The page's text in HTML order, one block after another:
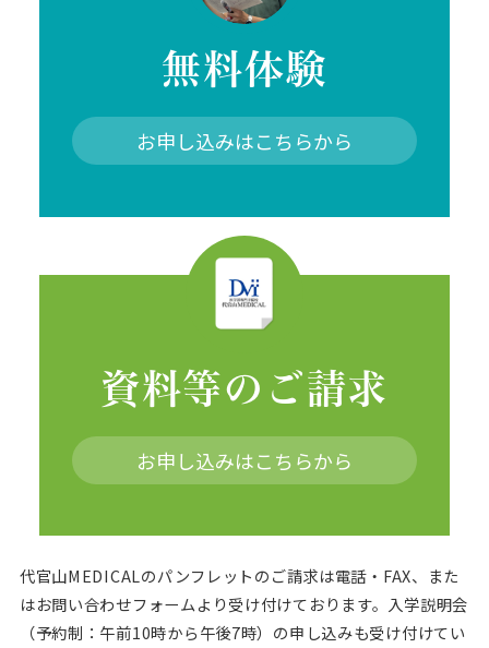
無料体験
お申し込みはこちらから
資料等のご請求
お申し込みはこちらから
代官山MEDICALのパンフレットのご請求は電話・FAX、また
はお問い合わせフォームより受け付けております。 入学説明会
（予約制：午前10時から午後7時）の申し込みも受け付けてい